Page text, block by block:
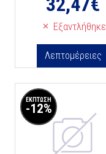
Εξαντλήθηκε
Λεπτομέρειες
ΕΚΠΤΩΣΗ
-12%